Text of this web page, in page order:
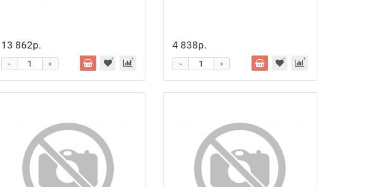
13 862р.
+
-
4 838р.
+
-